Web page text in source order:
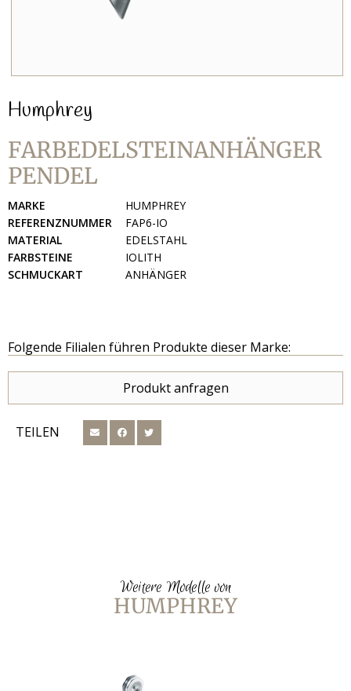
Humphrey
FARBEDELSTEINANHÄNGER
PENDEL
MARKE
HUMPHREY
REFERENZNUMMER
FAP6-IO
MATERIAL
EDELSTAHL
FARBSTEINE
IOLITH
SCHMUCKART
ANHÄNGER
Folgende Filialen führen Produkte dieser Marke:
Produkt anfragen
TEILEN
Weitere Modelle von
HUMPHREY